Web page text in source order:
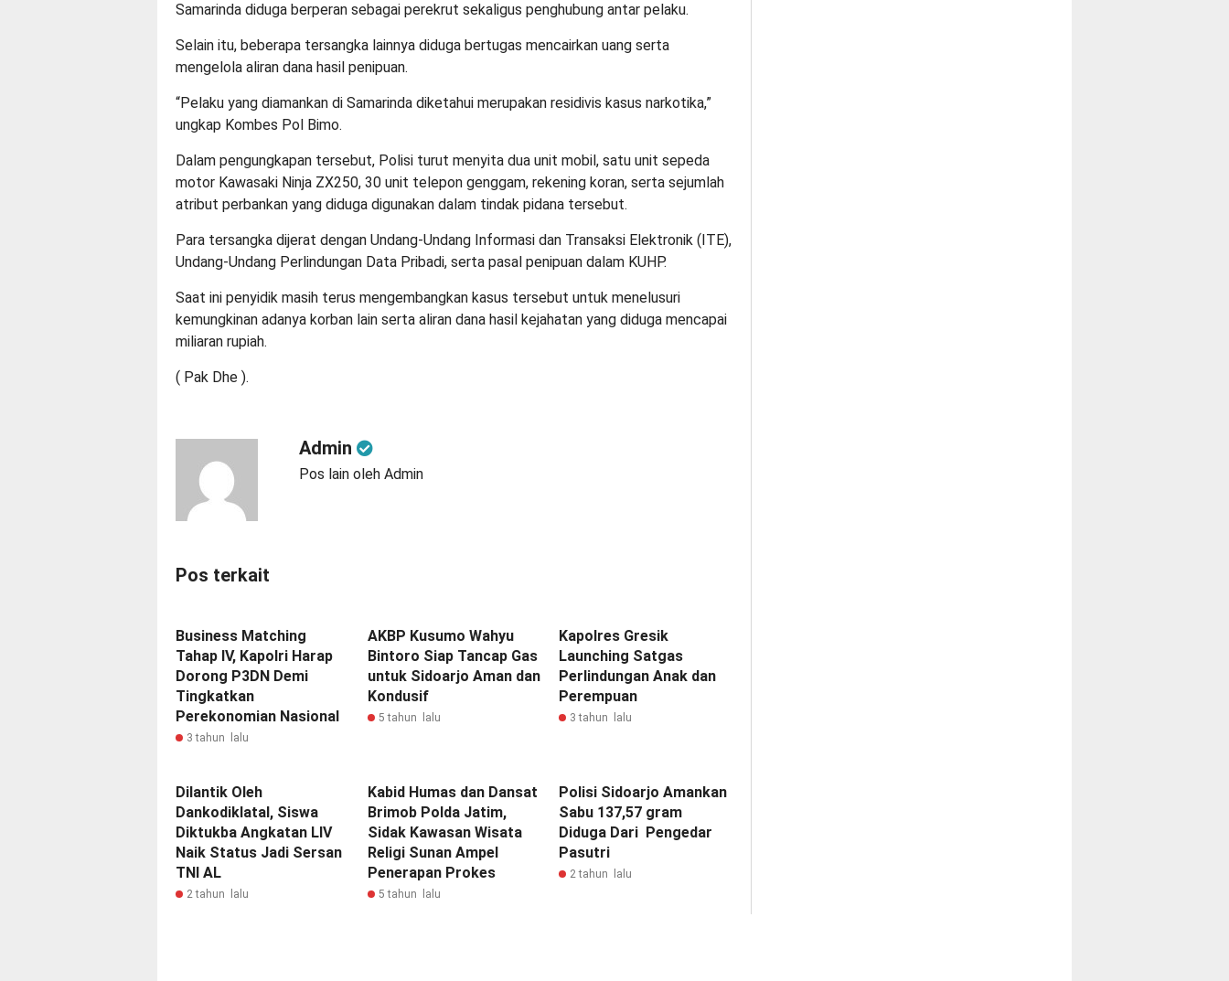
Samarinda diduga berperan sebagai perekrut sekaligus penghubung antar pelaku.
Selain itu, beberapa tersangka lainnya diduga bertugas mencairkan uang serta
mengelola aliran dana hasil penipuan.
“Pelaku yang diamankan di Samarinda diketahui merupakan residivis kasus narkotika,”
ungkap Kombes Pol Bimo.
Dalam pengungkapan tersebut, Polisi turut menyita dua unit mobil, satu unit sepeda
motor Kawasaki Ninja ZX250, 30 unit telepon genggam, rekening koran, serta sejumlah
atribut perbankan yang diduga digunakan dalam tindak pidana tersebut.
Para tersangka dijerat dengan Undang-Undang Informasi dan Transaksi Elektronik (ITE),
Undang-Undang Perlindungan Data Pribadi, serta pasal penipuan dalam KUHP.
Saat ini penyidik masih terus mengembangkan kasus tersebut untuk menelusuri
kemungkinan adanya korban lain serta aliran dana hasil kejahatan yang diduga mencapai
miliaran rupiah.
( Pak Dhe ).
Admin
Pos lain oleh Admin
Pos terkait
Business Matching
Tahap IV, Kapolri Harap
Dorong P3DN Demi
Tingkatkan
Perekonomian Nasional
3 tahun lalu
AKBP Kusumo Wahyu
Bintoro Siap Tancap Gas
untuk Sidoarjo Aman dan
Kondusif
5 tahun lalu
Kapolres Gresik
Launching Satgas
Perlindungan Anak dan
Perempuan
3 tahun lalu
Dilantik Oleh
Dankodiklatal, Siswa
Diktukba Angkatan LIV
Naik Status Jadi Sersan
TNI AL
2 tahun lalu
Kabid Humas dan Dansat
Brimob Polda Jatim,
Sidak Kawasan Wisata
Religi Sunan Ampel
Penerapan Prokes
5 tahun lalu
Polisi Sidoarjo Amankan
Sabu 137,57 gram
Diduga Dari Pengedar
Pasutri
2 tahun lalu